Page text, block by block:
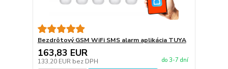
Bezdrôtový GSM WiFi SMS alarm aplikácia TUYA
163,83 EUR
133,20 EUR bez DPH do 3-7 dní